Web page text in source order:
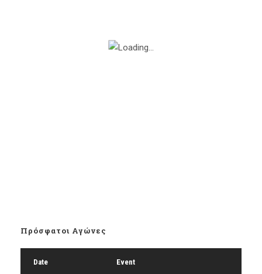
Πρόσφατοι Αγώνες
Date Event